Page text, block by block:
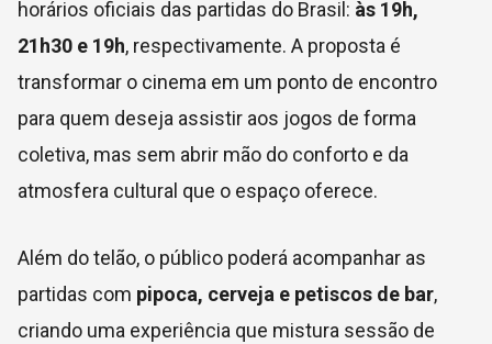
horários oficiais das partidas do Brasil: às 19h,
21h30 e 19h, respectivamente. A proposta é
transformar o cinema em um ponto de encontro
para quem deseja assistir aos jogos de forma
coletiva, mas sem abrir mão do conforto e da
atmosfera cultural que o espaço oferece.
Além do telão, o público poderá acompanhar as
partidas com pipoca, cerveja e petiscos de bar,
criando uma experiência que mistura sessão de